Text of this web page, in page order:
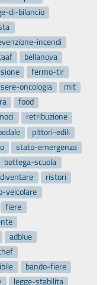
di-bilancio
incendi
bellanova
fermo-tir
oncologia
mit
food
retribuzione
pittori-edili
stato-emergenza
bottega-scuola
ristori
veicolare
fiere
adblue
bando-fiere
legge-stabilita